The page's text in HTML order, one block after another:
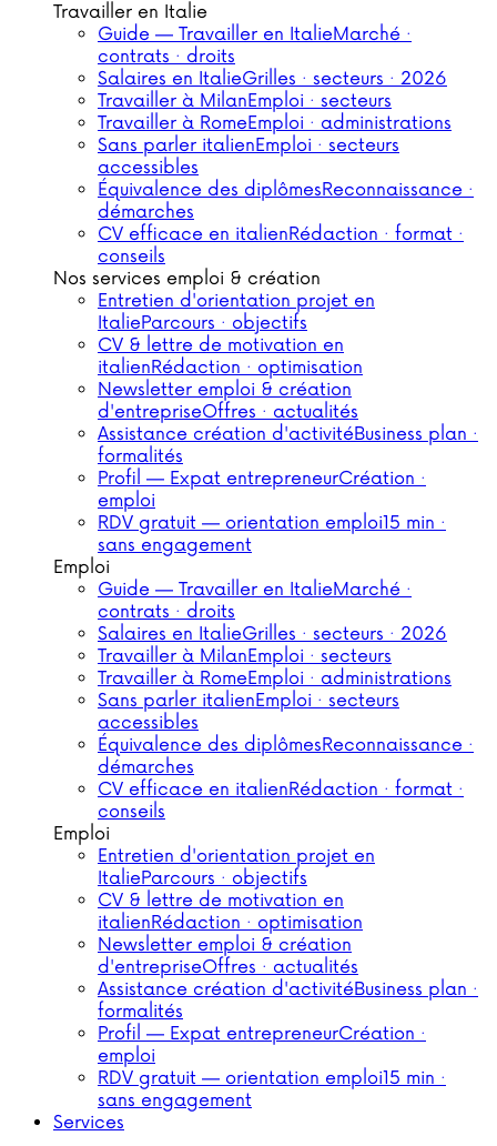
Travailler en Italie
Guide — Travailler en ItalieMarché ·
contrats · droits
Salaires en ItalieGrilles · secteurs · 2026
Travailler à MilanEmploi · secteurs
Travailler à RomeEmploi · administrations
Sans parler italienEmploi · secteurs
accessibles
Équivalence des diplômesReconnaissance ·
démarches
CV efficace en italienRédaction · format ·
conseils
Nos services emploi & création
Entretien d'orientation projet en
ItalieParcours · objectifs
CV & lettre de motivation en
italienRédaction · optimisation
Newsletter emploi & création
d'entrepriseOffres · actualités
Assistance création d'activitéBusiness plan ·
formalités
Profil — Expat entrepreneurCréation ·
emploi
RDV gratuit — orientation emploi15 min ·
sans engagement
Emploi
Guide — Travailler en ItalieMarché ·
contrats · droits
Salaires en ItalieGrilles · secteurs · 2026
Travailler à MilanEmploi · secteurs
Travailler à RomeEmploi · administrations
Sans parler italienEmploi · secteurs
accessibles
Équivalence des diplômesReconnaissance ·
démarches
CV efficace en italienRédaction · format ·
conseils
Emploi
Entretien d'orientation projet en
ItalieParcours · objectifs
CV & lettre de motivation en
italienRédaction · optimisation
Newsletter emploi & création
d'entrepriseOffres · actualités
Assistance création d'activitéBusiness plan ·
formalités
Profil — Expat entrepreneurCréation ·
emploi
RDV gratuit — orientation emploi15 min ·
sans engagement
Services